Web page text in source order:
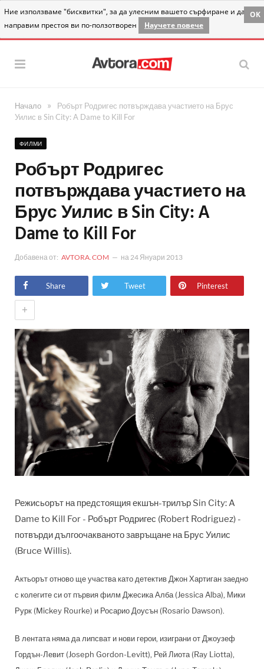
Ние използваме "бисквитки", за да улесним вашето сърфиране и да
направим престоя ви по-ползотворен
Научете повече
OK
Начало »
Робърт Родригес потвърждава участието на Брус
Уилис в Sin City: A Dame to Kill For
ФИЛМИ
Робърт Родригес
потвърждава участието на
Брус Уилис в Sin City: A
Dame to Kill For
Добавена от: AVTORA.COM на 24 Януари 2013
Share Tweet Pinterest
+
Режисьорът на предстоящия екшън-трилър Sin City: A
Dame to Kill For - Робърт Родригес (Robert Rodriguez) -
потвърди дългоочакваното завръщане на Брус Уилис
(Bruce Willis).
Актьорът отново ще участва като детектив Джон Хартиган заедно
с колегите си от първия филм Джесика Алба (Jessica Alba), Мики
Рурк (Mickey Rourke) и Росарио Доусън (Rosario Dawson).
В лентата няма да липсват и нови герои, изиграни от Джоузеф
Гордън-Левит (Joseph Gordon-Levitt), Рей Лиота (Ray Liotta),